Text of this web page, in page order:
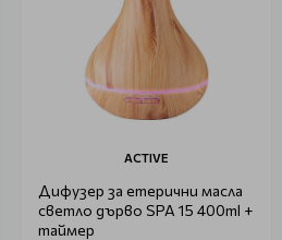
ACTIVE
Дифузер за етерични масла
светло дърво SPA 15 400ml +
таймер